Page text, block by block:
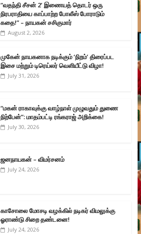
“வதந்தி சீசன் 2’ இணையத் தொடர் ஒரு
நிரபராதியை காப்பாற்ற போலீஸ் போராடும்
கதை!” – நாயகன் சசிகுமார்
August 2, 2026
முகேன் நாயகனாக நடிக்கும் ‘நிறம்’ திரைப்பட
இசை மற்றும் டிரெய்லர் வெளியீட்டு விழா!
July 31, 2026
“மகன் ராகாவுக்கு வாழ்நாள் முழுவதும் துணை
நிற்பேன்”: மாதம்பட்டி ரங்கராஜ் அறிக்கை!
July 30, 2026
ஜனநாயகன் – விமர்சனம்
July 24, 2026
காசோலை மோசடி வழக்கில் நடிகர் விமலுக்கு
ஓராண்டு சிறை தண்டனை!
July 24, 2026